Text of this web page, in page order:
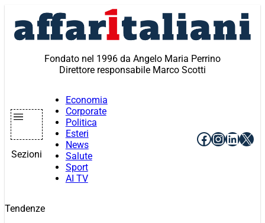
contenuto
Fondato nel 1996 da Angelo Maria Perrino
Direttore responsabile Marco Scotti
Sezioni
Economia
Corporate
Politica
Esteri
News
Salute
Sport
AI TV
Facebook
X
Tendenze